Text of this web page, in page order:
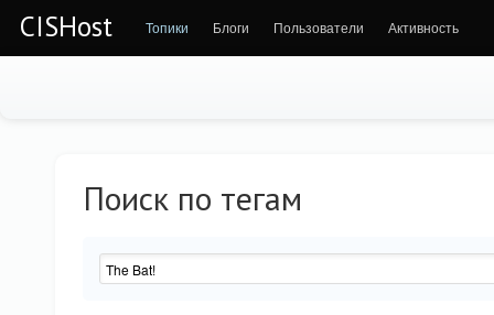
CISHost Топики Блоги Пользователи Активность
Поиск по тегам